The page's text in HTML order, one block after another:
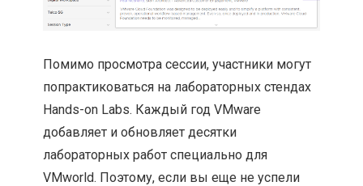
Помимо просмотра сессии, участники могут
попрактиковаться на лабораторных стендах
Hands-on Labs. Каждый год VMware
добавляет и обновляет десятки
лабораторных работ специально для
VMworld. Поэтому, если вы еще не успели